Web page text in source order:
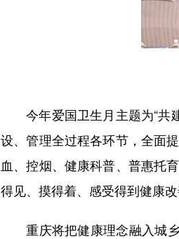
今年爱国卫生月主题为“共
设、管理全过程各环节，全面
血、控烟、健康科普、普惠托
得见、摸得着、感受得到健康改
重庆将把健康理念融入城乡